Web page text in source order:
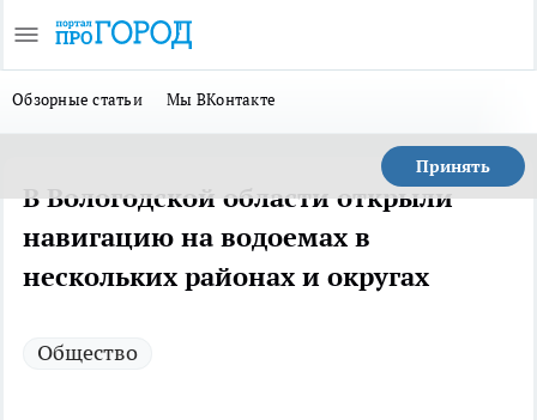
Обзорные статьи Мы ВКонтакте
Принять
В Вологодской области открыли
навигацию на водоемах в
нескольких районах и округах
Общество